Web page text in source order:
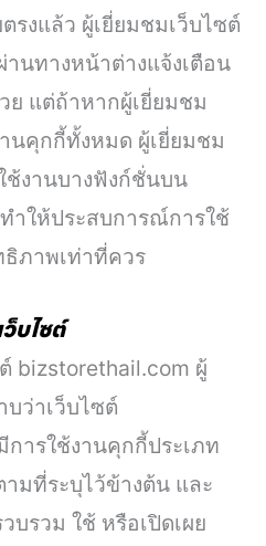
รงแล้ว ผู้เยี่ยมชมเว็บไซต์
นทางหน้าต่างแจ้งเตือน
ย แต่ถ้าหากผู้เยี่ยมชม
นคุกกี้ทั้งหมด ผู้เยี่ยมชม
ช้งานบางฟังก์ชั่นบน
ำให้ประสบการณ์การใช้
ธิภาพเท่าที่ควร
บไซต์
bizstorethail.com ผู้
บว่าเว็บไซต์
ารใช้งานคุกกี้ประเภท
ามที่ระบุไว้ข้างต้น และ
บรวม ใช้ หรือเปิดเผย